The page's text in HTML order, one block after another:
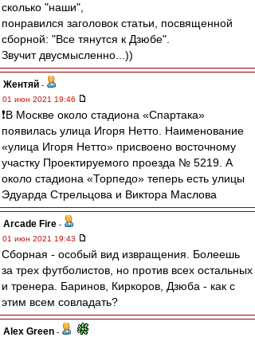
сколько "наши",
понравился заголовок статьи, посвященной
сборной: "Все тянутся к Дзюбе".
Звучит двусмысленно...))
Жентяй -
01 июн 2021 19:46
❗️В Москве около стадиона «Спартака»
появилась улица Игоря Нетто. Наименование
«улица Игоря Нетто» присвоено восточному
участку Проектируемого проезда № 5219. А
около стадиона «Торпедо» теперь есть улицы
Эдуарда Стрельцова и Виктора Маслова
Arcade Fire -
01 июн 2021 19:43
Сборная - особый вид извращения. Болеешь
за трех футболистов, но против всех остальных
и тренера. Баринов, Киркоров, Дзюба - как с
этим всем совладать?
Alex Green -